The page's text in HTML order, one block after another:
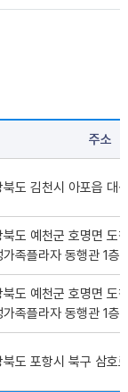
주소
북도 김천시 아포읍
북도 예천군 호명면 도
가족플라자 동행관 1층
북도 예천군 호명면 도
가족플라자 동행관 1층
북도 포항시 북구 삼호